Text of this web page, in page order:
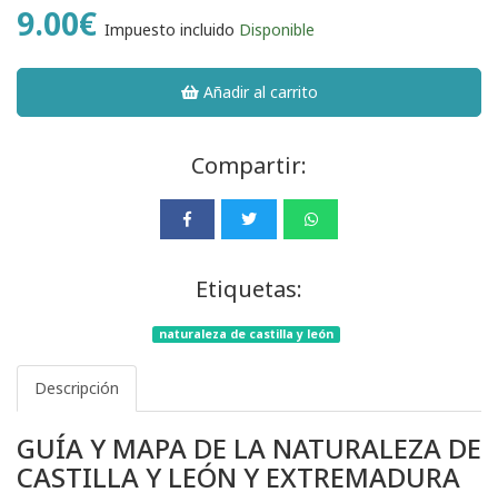
9.00€ Impuesto incluido Disponible
Añadir al carrito
Compartir:
Etiquetas:
naturaleza de castilla y león
Descripción
GUÍA Y MAPA DE LA NATURALEZA DE
CASTILLA Y LEÓN Y EXTREMADURA